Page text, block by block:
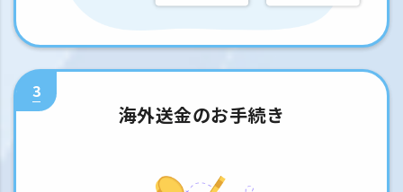
3
海外送金のお手続き